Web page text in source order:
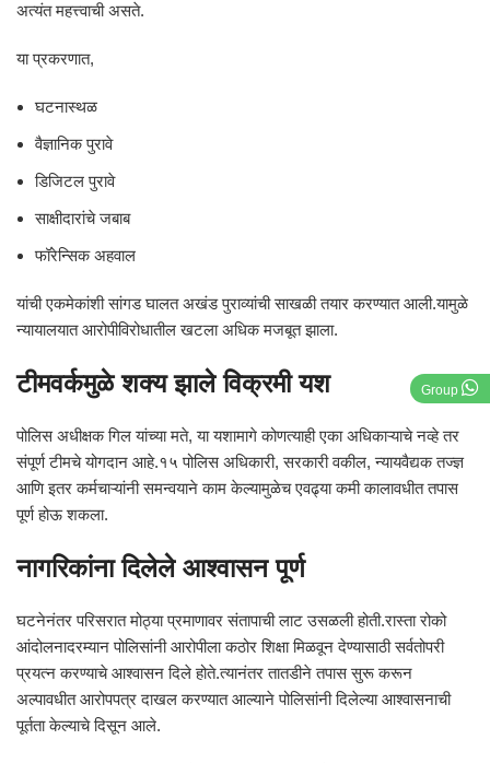
Group
अत्यंत महत्त्वाची असते.
या प्रकरणात,
घटनास्थळ
वैज्ञानिक पुरावे
डिजिटल पुरावे
साक्षीदारांचे जबाब
फॉरेन्सिक अहवाल
यांची एकमेकांशी सांगड घालत अखंड पुराव्यांची साखळी तयार करण्यात आली.यामुळे
न्यायालयात आरोपीविरोधातील खटला अधिक मजबूत झाला.
टीमवर्कमुळे शक्य झाले विक्रमी यश
पोलिस अधीक्षक गिल यांच्या मते, या यशामागे कोणत्याही एका अधिकाऱ्याचे नव्हे तर
संपूर्ण टीमचे योगदान आहे.१५ पोलिस अधिकारी, सरकारी वकील, न्यायवैद्यक तज्ज्ञ
आणि इतर कर्मचाऱ्यांनी समन्वयाने काम केल्यामुळेच एवढ्या कमी कालावधीत तपास
पूर्ण होऊ शकला.
नागरिकांना दिलेले आश्वासन पूर्ण
घटनेनंतर परिसरात मोठ्या प्रमाणावर संतापाची लाट उसळली होती.रास्ता रोको
आंदोलनादरम्यान पोलिसांनी आरोपीला कठोर शिक्षा मिळवून देण्यासाठी सर्वतोपरी
प्रयत्न करण्याचे आश्वासन दिले होते.त्यानंतर तातडीने तपास सुरू करून
अल्पावधीत आरोपपत्र दाखल करण्यात आल्याने पोलिसांनी दिलेल्या आश्वासनाची
पूर्तता केल्याचे दिसून आले.